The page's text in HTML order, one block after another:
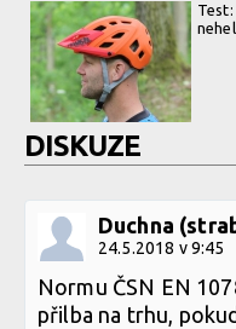
Test:
DISKUZE
Duchna
24.5.2018 v 9:45
Normu ČSN EN
přilba na trhu,